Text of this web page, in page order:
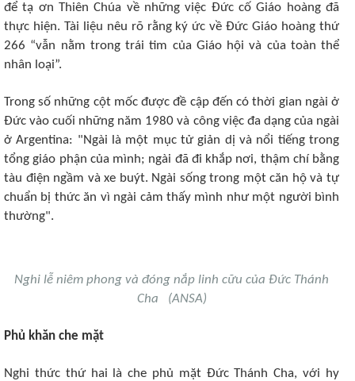
để tạ ơn Thiên Chúa về những việc Đức cố Giáo hoàng đã
thực hiện. Tài liệu nêu rõ rằng ký ức về Đức Giáo hoàng thứ
266 “vẫn nằm trong trái tim của Giáo hội và của toàn thể
nhân loại”.
Trong số những cột mốc được đề cập đến có thời gian ngài ở
Đức vào cuối những năm 1980 và công việc đa dạng của ngài
ở Argentina: "Ngài là một mục tử giản dị và nổi tiếng trong
tổng giáo phận của mình; ngài đã đi khắp nơi, thậm chí bằng
tàu điện ngầm và xe buýt. Ngài sống trong một căn hộ và tự
chuẩn bị thức ăn vì ngài cảm thấy mình như một người bình
thường".
Nghi lễ niêm phong và đóng nắp linh cữu của Đức Thánh
Cha (ANSA)
Phủ khăn che mặt
Nghi thức thứ hai là che phủ mặt Đức Thánh Cha, với hy